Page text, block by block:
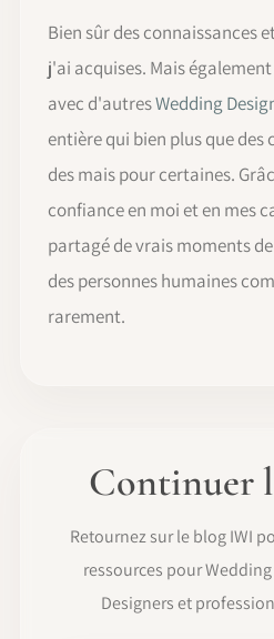
Bien sûr des connaissances
j'ai acquises. Mais
avec d'autresWedding
entière qui bien plus que des
des mais pour certaines.
confiance en moi et en mes
partagé de vrais moments
des personnes humaines
rarement.
Continuer
Retournez sur le blog IWI
ressources pour
Designers et